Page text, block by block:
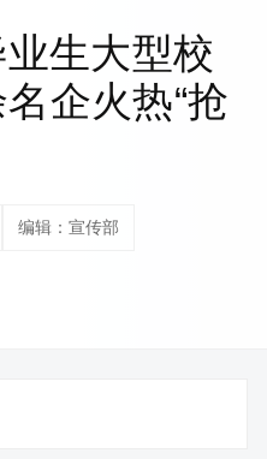
生大型校
企火热“抢
编辑：宣传部